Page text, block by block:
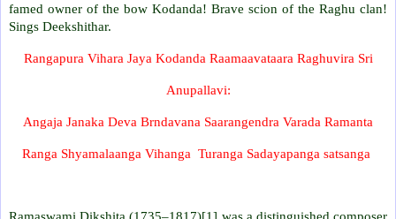
famed owner of the bow Kodanda! Brave scion of the Raghu clan!
Sings Deekshithar.
Rangapura Vihara Jaya Kodanda Raamaavataara Raghuvira Sri
Anupallavi:
Angaja Janaka Deva Brndavana Saarangendra Varada Ramanta
Ranga Shyamalaanga Vihanga Turanga Sadayapanga satsanga